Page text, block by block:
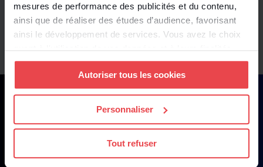
mesures de performance des publicités et du contenu,
ainsi que de réaliser des études d’audience, favorisant
ainsi le développement de services. Vous avez le choix
quant à l'utilisation de vos données et à leurs finalités.
Vous pouvez modifier ou retirer votre consentement à
tout moment en consultant la Déclaration relative aux
cookies ou en cliquant sur l'icône de confidentialité.
géographique qui peuvent être précises à plusieurs
Autoriser tous les cookies
Personnaliser
Tout refuser